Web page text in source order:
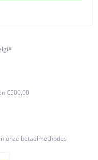
€500,00
onze betaalmethodes